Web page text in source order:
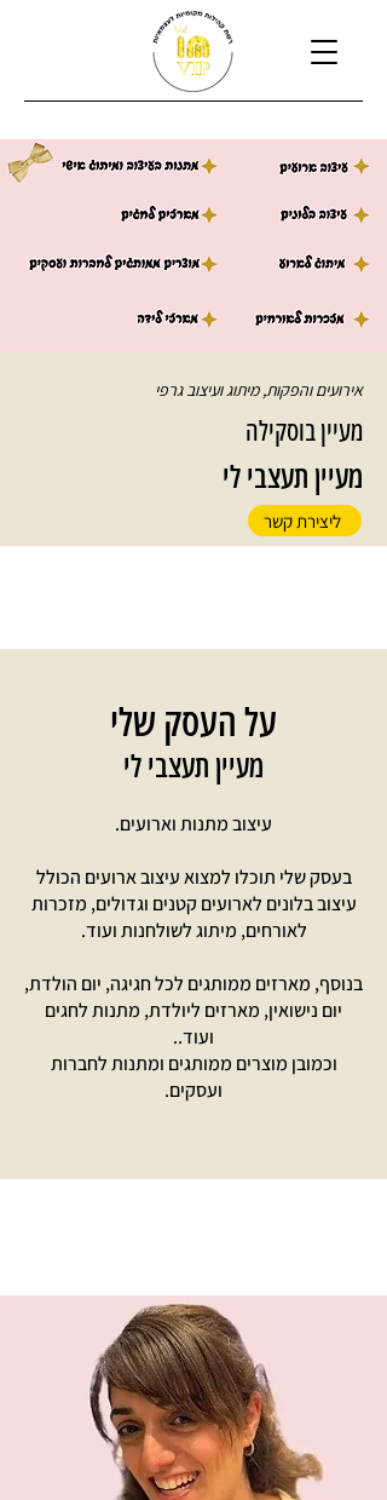
אירועים והפקות, מיתוג ועיצוב גרפי
מעיין בוסקילה
מעיין תעצבי לי
ליצירת קשר
מעיין תעצבי לי
על העסק שלי
עיצוב מתנות וארועים.
בעסק שלי תוכלו למצוא עיצוב ארועים הכולל
עיצוב בלונים לארועים קטנים וגדולים, מזכרות
לאורחים, מיתוג לשולחנות ועוד.
בנוסף, מארזים ממותגים לכל חגיגה, יום הולדת,
יום נישואין, מארזים ליולדת, מתנות לחגים
ועוד..
וכמובן מוצרים ממותגים ומתנות לחברות
ועסקים.